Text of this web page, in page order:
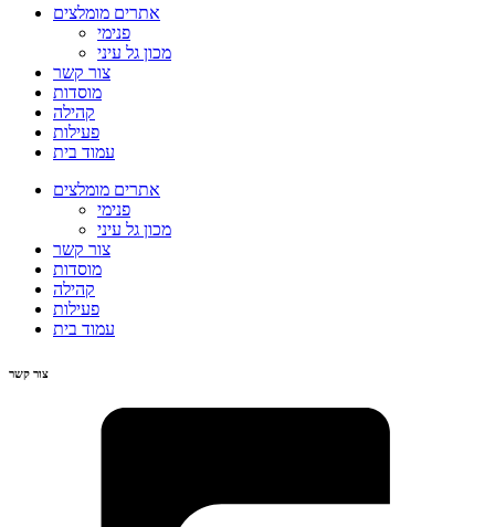
אתרים מומלצים
פנימי
מכון גל עיני
צור קשר
מוסדות
קהילה
פעילות
עמוד בית
אתרים מומלצים
פנימי
מכון גל עיני
צור קשר
מוסדות
קהילה
פעילות
עמוד בית
צור קשר